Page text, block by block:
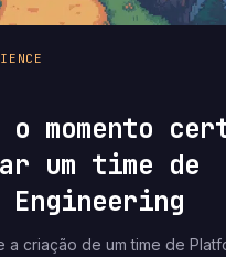
o momento
um time de
a criação de um time de